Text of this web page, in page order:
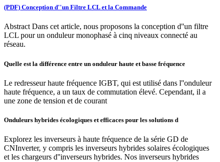
(PDF) Conception d''un Filtre LCL et la Commande
Abstract Dans cet article, nous proposons la conception d''un filtre
LCL pour un onduleur monophasé à cinq niveaux connecté au
réseau.
Quelle est la différence entre un onduleur haute et basse fréquence
Le redresseur haute fréquence IGBT, qui est utilisé dans l''onduleur
haute fréquence, a un taux de commutation élevé. Cependant, il a
une zone de tension et de courant
Onduleurs hybrides écologiques et efficaces pour les solutions d
Explorez les inverseurs à haute fréquence de la série GD de
CNInverter, y compris les inverseurs hybrides solaires écologiques
et les chargeurs d''inverseurs hybrides. Nos inverseurs hybrides